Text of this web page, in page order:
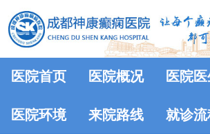
医院首页 医院概况 医院医
医院环境 来院路线 就诊流